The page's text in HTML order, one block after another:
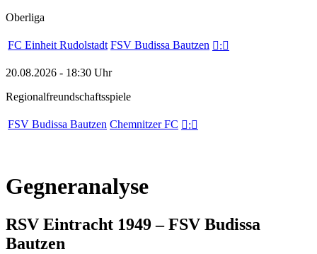
Oberliga
FC Einheit Rudolstadt FSV Budissa Bautzen :
20.08.2026 - 18:30 Uhr
Regionalfreundschaftsspiele
FSV Budissa Bautzen Chemnitzer FC :
Gegneranalyse
RSV Eintracht 1949 – FSV Budissa
Bautzen